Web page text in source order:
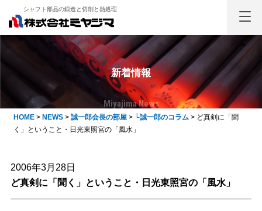
シャフト部品の鍛造と切削と熱処理
新着情報
Miyajima News
HOME> NEWS> 誠一郎会長の部屋> └誠一郎のコラム> ど真剣に「聞
く」ということ・日光東照宮の「風水」
2006年3月28日
ど真剣に「聞く」ということ・日光東照宮の「風水」